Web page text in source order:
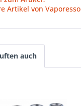
Artikel von Vaporesso
auch